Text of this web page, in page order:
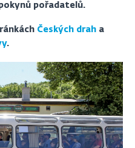
pořadatelů.
Českých drah a
.